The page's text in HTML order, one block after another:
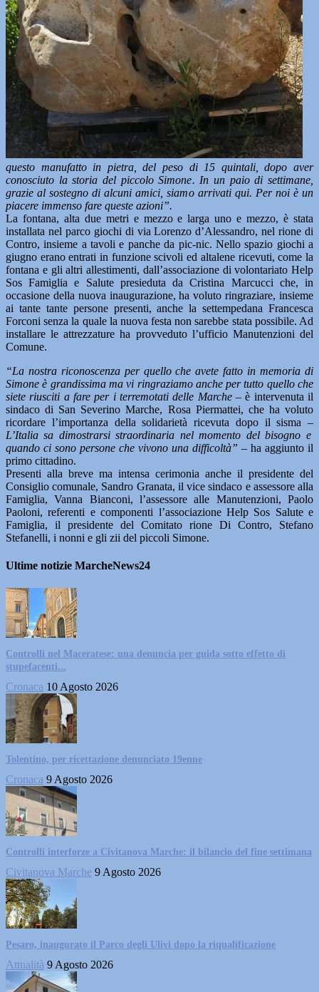
questo manufatto in pietra, del peso di 15 quintali, dopo aver
conosciuto la storia del piccolo Simone. In un paio di settimane,
grazie al sostegno di alcuni amici, siamo arrivati qui. Per noi è un
piacere immenso fare queste azioni”.
La fontana, alta due metri e mezzo e larga uno e mezzo, è stata
installata nel parco giochi di via Lorenzo d’Alessandro, nel rione di
Contro, insieme a tavoli e panche da pic-nic. Nello spazio giochi a
giugno erano entrati in funzione scivoli ed altalene ricevuti, come la
fontana e gli altri allestimenti, dall’associazione di volontariato Help
Sos Famiglia e Salute presieduta da Cristina Marcucci che, in
occasione della nuova inaugurazione, ha voluto ringraziare, insieme
ai tante tante persone presenti, anche la settempedana Francesca
Forconi senza la quale la nuova festa non sarebbe stata possibile. Ad
installare le attrezzature ha provveduto l’ufficio Manutenzioni del
Comune.
“La nostra riconoscenza per quello che avete fatto in memoria di
Simone è grandissima ma vi ringraziamo anche per tutto quello che
siete riusciti a fare per i terremotati delle Marche – è intervenuta il
sindaco di San Severino Marche, Rosa Piermattei, che ha voluto
ricordare l’importanza della solidarietà ricevuta dopo il sisma –
L’Italia sa dimostrarsi straordinaria nel momento del bisogno e
quando ci sono persone che vivono una difficoltà” – ha aggiunto il
primo cittadino.
Presenti alla breve ma intensa cerimonia anche il presidente del
Consiglio comunale, Sandro Granata, il vice sindaco e assessore alla
Famiglia, Vanna Bianconi, l’assessore alle Manutenzioni, Paolo
Paoloni, referenti e componenti l’associazione Help Sos Salute e
Famiglia, il presidente del Comitato rione Di Contro, Stefano
Stefanelli, i nonni e gli zii del piccoli Simone.
Ultime notizie MarcheNews24
Controlli nel Maceratese: una denuncia per guida sotto effetto di
stupefacenti...
Cronaca 10 Agosto 2026
Tolentino, per ricettazione denunciato 19enne
Cronaca 9 Agosto 2026
Controlli interforze a Civitanova Marche: il bilancio del fine settimana
Civitanova Marche 9 Agosto 2026
Pesaro, inaugurato il Parco degli Ulivi dopo la riqualificazione
Attualità 9 Agosto 2026